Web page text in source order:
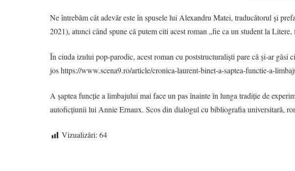
Ne întrebăm cât adevăr este în spusele lui Alexandru Matei, traducătorul și
2021), atunci când spune că putem citi acest roman „fie ca un student la
În ciuda izului pop-parodic, acest roman cu poststructuraliști pare că și-ar
jos https://www.scena9.ro/article/cronica-laurent-binet-a-saptea-functie-a-
A șaptea funcție a limbajului mai face un pas înainte în lunga tradiție de
autoficțiunii lui Annie Ernaux. Scos din dialogul cu bibliografia universitară,
Vizualizări: 64